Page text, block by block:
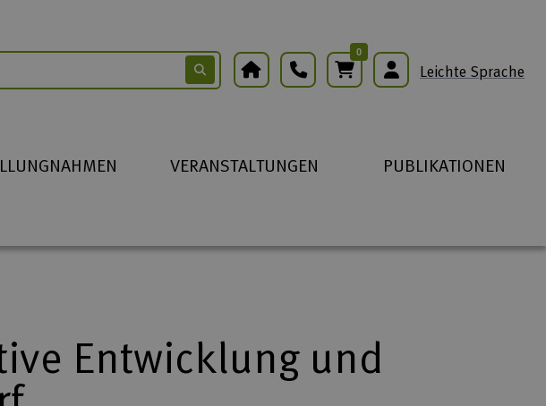
Warenkorb
0
Leichte Sprache
VERANSTALTUNGEN
PUBLIKATIONEN
Entwicklung und